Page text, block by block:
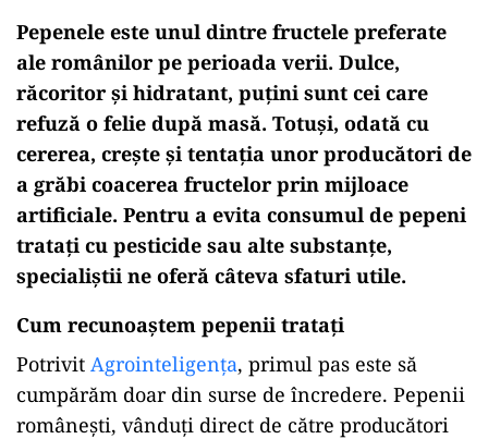
Pepenele este unul dintre fructele preferate
ale românilor pe perioada verii. Dulce,
răcoritor și hidratant, puțini sunt cei care
refuză o felie după masă. Totuși, odată cu
cererea, crește și tentația unor producători de
a grăbi coacerea fructelor prin mijloace
artificiale. Pentru a evita consumul de pepeni
tratați cu pesticide sau alte substanțe,
specialiștii ne oferă câteva sfaturi utile.
Cum recunoaștem pepenii tratați
Potrivit Agrointeligența, primul pas este să
cumpărăm doar din surse de încredere. Pepenii
românești, vânduți direct de către producători